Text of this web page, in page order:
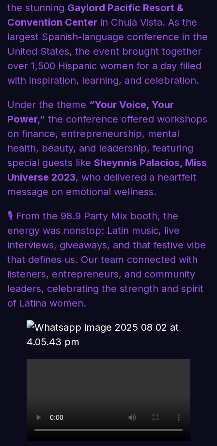
the stunning Gaylord Pacific Resort &
Convention Center in Chula Vista. As the
largest Spanish-language conference in the
United States, the event brought together
over 1,500 Hispanic women for a day filled
with inspiration, learning, and celebration.
Under the theme “Your Voice, Your
Power,” the conference offered workshops
on finance, entrepreneurship, mental
health, beauty, and leadership, featuring
special guests like Sheynnis Palacios, Miss
Universe 2023, who delivered a heartfelt
message on emotional wellness.
🎙️ From the 98.9 Party Mix booth, the
energy was nonstop: Latin music, live
interviews, giveaways, and that festive vibe
that defines us. Our team connected with
listeners, entrepreneurs, and community
leaders, celebrating the strength and spirit
of Latina women.